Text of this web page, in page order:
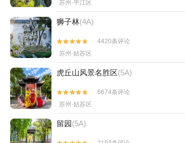
苏州·平江区
狮子林(4A)


4420条评论
苏州·姑苏区
虎丘山风景名胜区(5A)


6674条评论
苏州·姑苏区
留园(5A)